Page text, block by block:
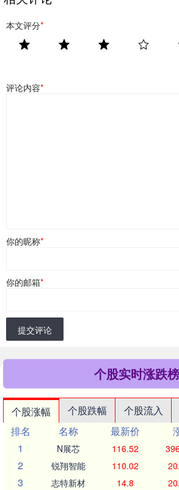
本文评分*
评论内容*
你的昵称*
你的邮箱*
提交评论
个股实时涨跌榜
个股涨幅 个股跌幅 个股流入
排名
名称 最新价
1
N展芯 116.52
2 锐翔智能 110.02
3 志特新材 14.8